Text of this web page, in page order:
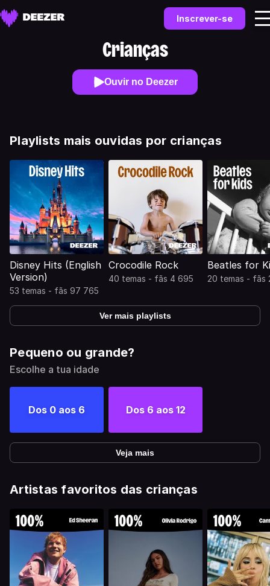
Inscrever-se
Crianças
Ouvir no Deezer
Playlists mais ouvidas por crianças
Disney Hits (English
Version)
53 temas - fãs 97 765
Crocodile Rock
40 temas - fãs 4 695
Beatles for
20 temas - fãs
Ver mais playlists
Pequeno ou grande?
Escolhe a tua idade
Dos 0 aos 6 Dos 6 aos 12
Veja mais
Artistas favoritos das crianças